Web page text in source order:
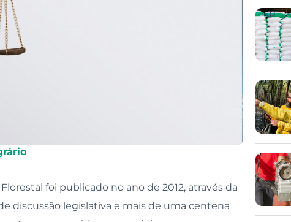
foi publicado no ano de 2012, através da
discussão legislativa e mais de uma centena